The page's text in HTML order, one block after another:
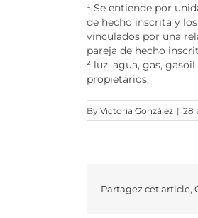
¹ Se entiende por
de hecho inscrita y
vinculados por una
pareja de hecho
² luz, agua, gas,
propietarios.
By Victoria González | 28
Partagez cet article,